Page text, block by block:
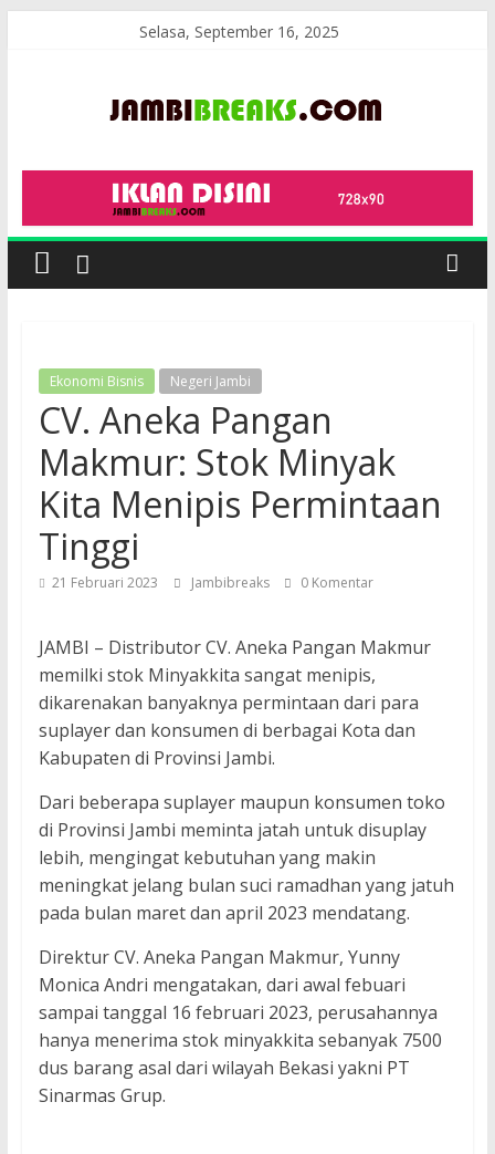
Selasa, September 16, 2025
JambiBreaks
Ekonomi Bisnis Negeri Jambi
CV. Aneka Pangan
Makmur: Stok Minyak
Kita Menipis Permintaan
Tinggi
21 Februari 2023 Jambibreaks 0 Komentar
JAMBI – Distributor CV. Aneka Pangan Makmur
memilki stok Minyakkita sangat menipis,
dikarenakan banyaknya permintaan dari para
suplayer dan konsumen di berbagai Kota dan
Kabupaten di Provinsi Jambi.
Dari beberapa suplayer maupun konsumen toko
di Provinsi Jambi meminta jatah untuk disuplay
lebih, mengingat kebutuhan yang makin
meningkat jelang bulan suci ramadhan yang jatuh
pada bulan maret dan april 2023 mendatang.
Direktur CV. Aneka Pangan Makmur, Yunny
Monica Andri mengatakan, dari awal febuari
sampai tanggal 16 februari 2023, perusahannya
hanya menerima stok minyakkita sebanyak 7500
dus barang asal dari wilayah Bekasi yakni PT
Sinarmas Grup.